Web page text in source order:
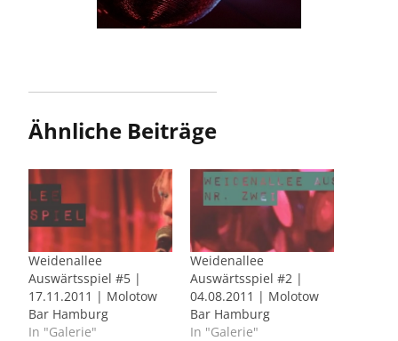
Ähnliche Beiträge
Weidenallee
Auswärtsspiel #5 |
17.11.2011 | Molotow
Bar Hamburg
In "Galerie"
Weidenallee
Auswärtsspiel #2 |
04.08.2011 | Molotow
Bar Hamburg
In "Galerie"